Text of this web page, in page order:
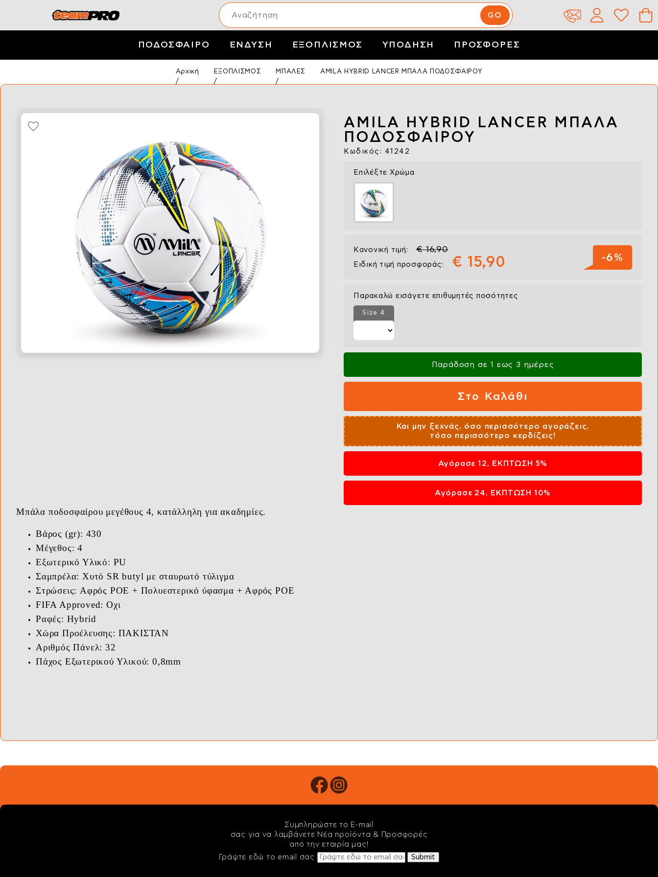
ΠΟΔΟΣΦΑΙΡΟ ΕΝΔΥΣΗ ΕΞΟΠΛΙΣΜΟΣ ΥΠΟΔΗΣΗ ΠΡΟΣΦΟΡΕΣ
Αρχική ΕΞΟΠΛΙΣΜΟΣ ΜΠΑΛΕΣ AMILA HYBRID LANCER ΜΠΑΛΑ ΠΟΔΟΣΦΑΙΡΟΥ
AMILA HYBRID LANCER ΜΠΑΛΑ
ΠΟΔΟΣΦΑΙΡΟΥ
Κωδικός: 41242
Επιλέξτε Χρώμα
Κανονική τιμή: € 16,90
Ειδική τιμή προσφοράς: € 15,90 -6%
Παρακαλώ εισάγετε επιθυμητές ποσότητες
Size 4
Παράδοση σε 1 εως 3 ημέρες
Και μην ξεχνάς, όσο περισσότερο αγοράζεις,
τόσο περισσότερο κερδίζεις!
Αγόρασε 12, ΕΚΠΤΩΣΗ 5%
Αγόρασε 24, ΕΚΠΤΩΣΗ 10%
Μπάλα ποδοσφαίρου μεγέθους 4, κατάλληλη για ακαδημίες.
Βάρος (gr): 430
Μέγεθος: 4
Εξωτερικό Υλικό: PU
Σαμπρέλα: Χυτό SR butyl με σταυρωτό τύλιγμα
Στρώσεις: Αφρός POE + Πολυεστερικό ύφασμα + Αφρός POE
FIFA Approved: Οχι
Ραφές: Hybrid
Χώρα Προέλευσης: ΠΑΚΙΣΤΑΝ
Αριθμός Πάνελ: 32
Πάχος Εξωτερικού Υλικού: 0,8mm
Συμπληρώστε το E-mail
σας για να λαμβάνετε Νέα προϊόντα & Προσφορές
από την εταιρία μας!
Γράψτε εδώ το email σας